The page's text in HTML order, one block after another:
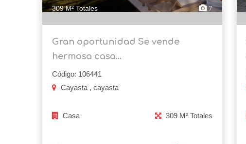
309 M² Totales 7
Gran oportunidad Se vende
hermosa casa...
Código: 106441
Cayasta , cayasta
Casa 309 M² Totales